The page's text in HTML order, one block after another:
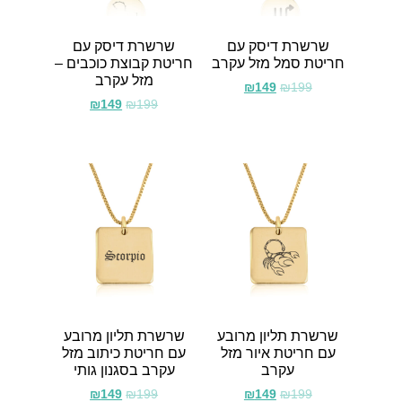
שרשרת דיסק עם
חריטת סמל מזל עקרב
₪199
₪149
שרשרת דיסק עם
חריטת קבוצת כוכבים –
מזל עקרב
₪199
₪149
שרשרת תליון מרובע
עם חריטת איור מזל
עקרב
₪199
₪149
שרשרת תליון מרובע
עם חריטת כיתוב מזל
עקרב בסגנון גותי
₪199
₪149